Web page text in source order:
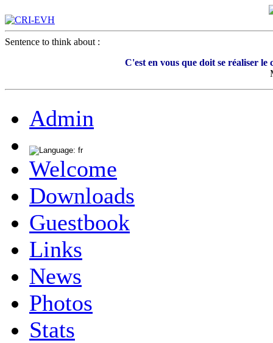
Sentence to think about :
C'est en vous que doit se réaliser le
Admin
Welcome
Downloads
Guestbook
Links
News
Photos
Stats